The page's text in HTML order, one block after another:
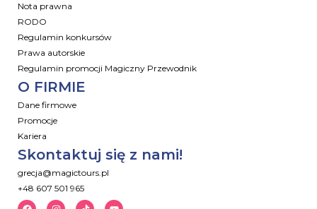
Nota prawna
RODO
Regulamin konkursów
Prawa autorskie
Regulamin promocji Magiczny Przewodnik
O FIRMIE
Dane firmowe
Promocje
Kariera
Skontaktuj się z nami!
grecja@magictours.pl
+48 607 501 965